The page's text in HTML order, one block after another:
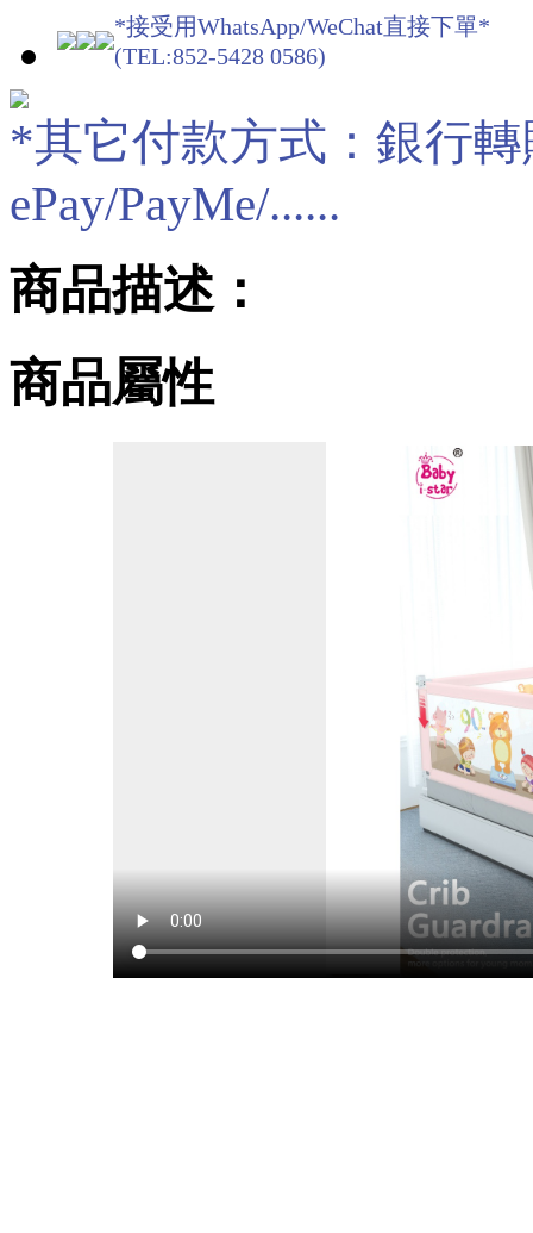
*接受用WhatsApp/WeChat直接下單*
(TEL:852-5428 0586)
*其它付款方式：銀行轉
ePay/PayMe/......
商品描述：
商品屬性